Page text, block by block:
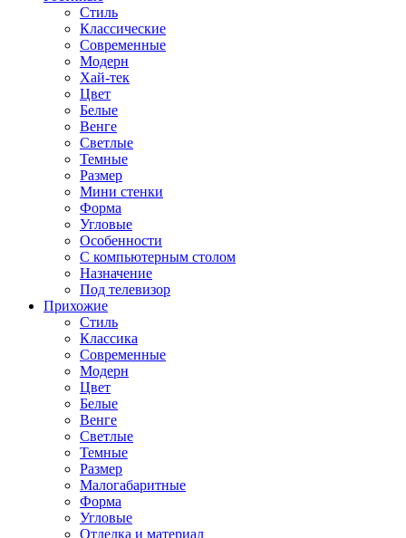
Стиль
Классические
Современные
Модерн
Хай-тек
Цвет
Белые
Венге
Светлые
Темные
Размер
Мини стенки
Форма
Угловые
Особенности
С компьютерным столом
Назначение
Под телевизор
Прихожие
Стиль
Классика
Современные
Модерн
Цвет
Белые
Венге
Светлые
Темные
Размер
Малогабаритные
Форма
Угловые
Отделка и материал